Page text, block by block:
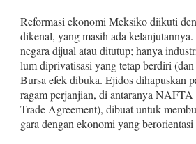
Reformasi ekonomi Meksiko diikuti
dikenal, yang masih ada
negara dijual atau ditutup; hanya
lum diprivatisasi yang tetap berdiri
Bursa efek dibuka. Ejidos dihapuskan
ragam perjanjian, di antaranya
Trade Agreement), dibuat untuk
gara dengan ekonomi yang berorientasi